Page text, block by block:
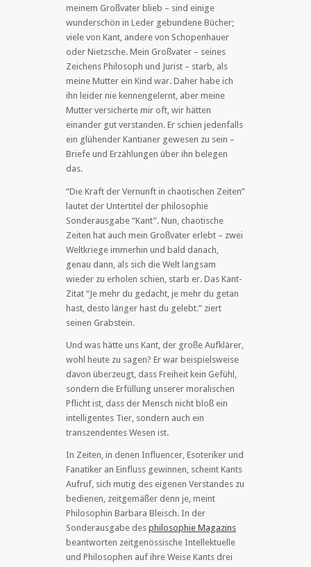
meinem Großvater blieb – sind einige
wunderschön in Leder gebundene Bücher;
viele von Kant, andere von Schopenhauer
oder Nietzsche. Mein Großvater – seines
Zeichens Philosoph und Jurist – starb, als
meine Mutter ein Kind war. Daher habe ich
ihn leider nie kennengelernt, aber meine
Mutter versicherte mir oft, wir hätten
einander gut verstanden. Er schien jedenfalls
ein glühender Kantianer gewesen zu sein –
Briefe und Erzählungen über ihn belegen
das.
“Die Kraft der Vernunft in chaotischen Zeiten”
lautet der Untertitel der philosophie
Sonderausgabe “Kant”. Nun, chaotische
Zeiten hat auch mein Großvater erlebt – zwei
Weltkriege immerhin und bald danach,
genau dann, als sich die Welt langsam
wieder zu erholen schien, starb er. Das Kant-
Zitat “Je mehr du gedacht, je mehr du getan
hast, desto länger hast du gelebt.” ziert
seinen Grabstein.
Und was hätte uns Kant, der große Aufklärer,
wohl heute zu sagen? Er war beispielsweise
davon überzeugt, dass Freiheit kein Gefühl,
sondern die Erfüllung unserer moralischen
Pflicht ist, dass der Mensch nicht bloß ein
intelligentes Tier, sondern auch ein
transzendentes Wesen ist.
In Zeiten, in denen Influencer, Esoteriker und
Fanatiker an Einfluss gewinnen, scheint Kants
Aufruf, sich mutig des eigenen Verstandes zu
bedienen, zeitgemäßer denn je, meint
Philosophin Barbara Bleisch. In der
Sonderausgabe des philosophie Magazins
beantworten zeitgenössische Intellektuelle
und Philosophen auf ihre Weise Kants drei